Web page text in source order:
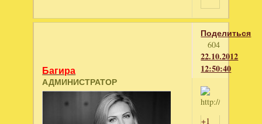
Поделиться
604
22.10.2012
12:50:40
Багира
АДМИНИСТРАТОР
+1